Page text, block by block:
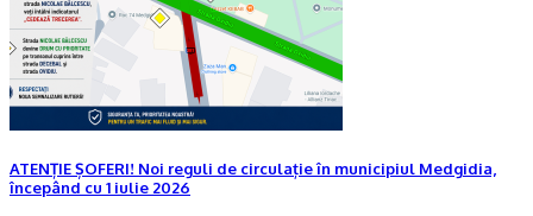
ATENȚIE ȘOFERI! Noi reguli de circulație în municipiul Medgidia,
începând cu 1 iulie 2026